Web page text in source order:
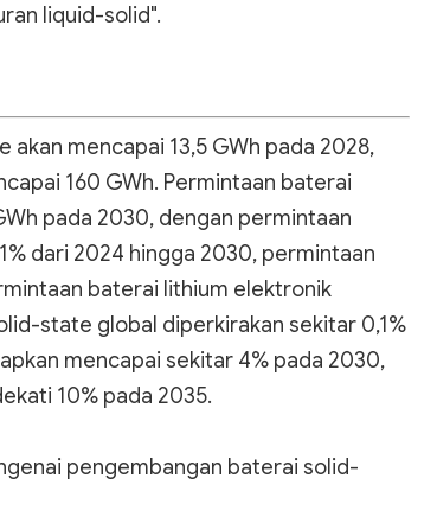
liquid-solid".
mencapai 13,5 GWh pada 2028,
160 GWh. Permintaan baterai
pada 2030, dengan permintaan
dari 2024 hingga 2030, permintaan
baterai lithium elektronik
state global diperkirakan sekitar 0,1%
mencapai sekitar 4% pada 2030,
10% pada 2035.
pengembangan baterai solid-